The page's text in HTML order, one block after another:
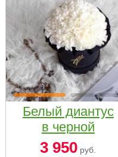
Белый диантус
в черной
коробке Small
3 950 руб.